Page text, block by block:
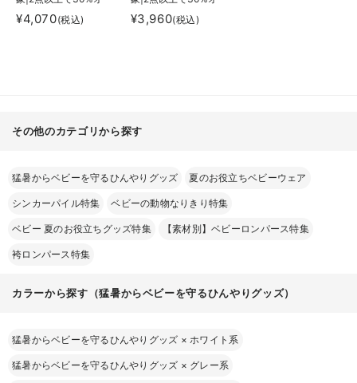
フ】BRUNO（ブルー
ノ）ポータブルクリッ
¥4,070(税込)
フ】moc mof ひやと
ろ3WAYブランケット
¥3,960(税込)
その他のカテゴリから探す
猛暑からベビーを守るひんやりグッズ 夏のお役立ちベビーウェア
シンカーパイル特集 ベビーの動物なりきり特集
ベビー 夏のお役立ちグッズ特集 【素材別】ベビーロンパース特集
袴ロンパース特集
カラーから探す（猛暑からベビーを守るひんやりグッズ）
猛暑からベビーを守るひんやりグッズ × ホワイト系
猛暑からベビーを守るひんやりグッズ × グレー系